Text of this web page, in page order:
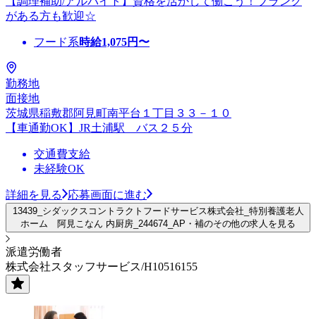
がある方も歓迎☆
フード系時給1,075円〜
勤務地
面接地
茨城県稲敷郡阿見町南平台１丁目３３－１０
【車通勤OK】JR土浦駅 バス２５分
交通費支給
未経験OK
詳細を見る 応募画面に進む
13439_シダックスコントラクトフードサービス株式会社_特別養護老人
ホーム 阿見こなん 内厨房_244674_AP・補のその他の求人を見る
派遣労働者
株式会社スタッフサービス/H10516155